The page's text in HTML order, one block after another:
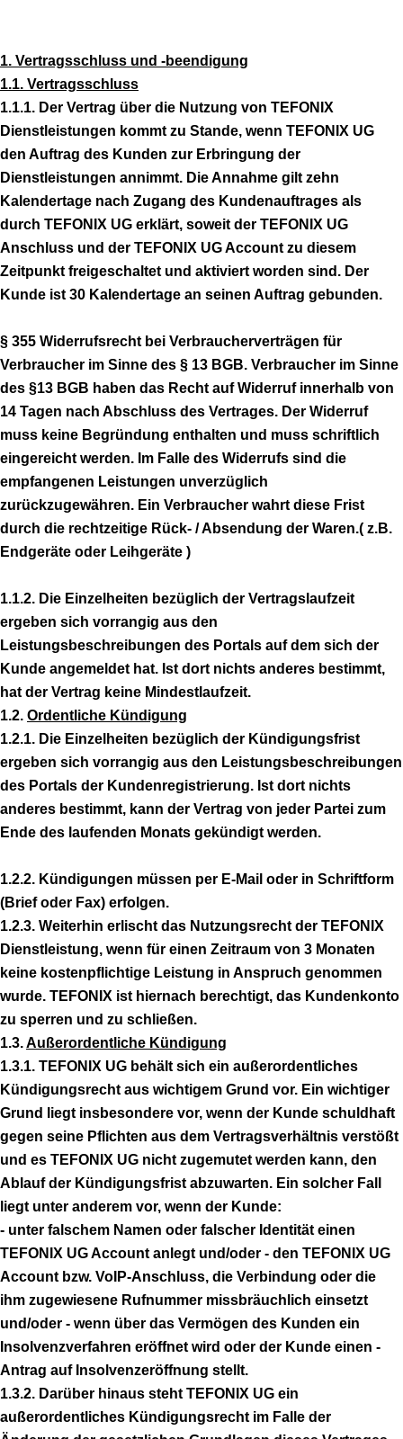
1. Vertragsschluss und -beendigung
1.1. Vertragsschluss
1.1.1. Der Vertrag über die Nutzung von TEFONIX
Dienstleistungen kommt zu Stande, wenn TEFONIX UG
den Auftrag des Kunden zur Erbringung der
Dienstleistungen annimmt. Die Annahme gilt zehn
Kalendertage nach Zugang des Kundenauftrages als
durch TEFONIX UG erklärt, soweit der TEFONIX UG
Anschluss und der TEFONIX UG Account zu diesem
Zeitpunkt freigeschaltet und aktiviert worden sind. Der
Kunde ist 30 Kalendertage an seinen Auftrag gebunden.
§ 355 Widerrufsrecht bei Verbraucherverträgen für
Verbraucher im Sinne des § 13 BGB. Verbraucher im Sinne
des §13 BGB haben das Recht auf Widerruf innerhalb von
14 Tagen nach Abschluss des Vertrages. Der Widerruf
muss keine Begründung enthalten und muss schriftlich
eingereicht werden. Im Falle des Widerrufs sind die
empfangenen Leistungen unverzüglich
zurückzugewähren. Ein Verbraucher wahrt diese Frist
durch die rechtzeitige Rück- / Absendung der Waren.( z.B.
Endgeräte oder Leihgeräte )
1.1.2. Die Einzelheiten bezüglich der Vertragslaufzeit
ergeben sich vorrangig aus den
Leistungsbeschreibungen des Portals auf dem sich der
Kunde angemeldet hat. Ist dort nichts anderes bestimmt,
hat der Vertrag keine Mindestlaufzeit.
1.2. Ordentliche Kündigung
1.2.1. Die Einzelheiten bezüglich der Kündigungsfrist
ergeben sich vorrangig aus den Leistungsbeschreibungen
des Portals der Kundenregistrierung. Ist dort nichts
anderes bestimmt, kann der Vertrag von jeder Partei zum
Ende des laufenden Monats gekündigt werden.
1.2.2. Kündigungen müssen per E-Mail oder in Schriftform
(Brief oder Fax) erfolgen.
1.2.3. Weiterhin erlischt das Nutzungsrecht der TEFONIX
Dienstleistung, wenn für einen Zeitraum von 3 Monaten
keine kostenpflichtige Leistung in Anspruch genommen
wurde. TEFONIX ist hiernach berechtigt, das Kundenkonto
zu sperren und zu schließen.
1.3.Außerordentliche Kündigung
1.3.1. TEFONIX UG behält sich ein außerordentliches
Kündigungsrecht aus wichtigem Grund vor. Ein wichtiger
Grund liegt insbesondere vor, wenn der Kunde schuldhaft
gegen seine Pflichten aus dem Vertragsverhältnis verstößt
und es TEFONIX UG nicht zugemutet werden kann, den
Ablauf der Kündigungsfrist abzuwarten. Ein solcher Fall
liegt unter anderem vor, wenn der Kunde:
- unter falschem Namen oder falscher Identität einen
TEFONIX UG Account anlegt und/oder - den TEFONIX UG
Account bzw. VoIP-Anschluss, die Verbindung oder die
ihm zugewiesene Rufnummer missbräuchlich einsetzt
und/oder - wenn über das Vermögen des Kunden ein
Insolvenzverfahren eröffnet wird oder der Kunde einen -
Antrag auf Insolvenzeröffnung stellt.
1.3.2. Darüber hinaus steht TEFONIX UG ein
außerordentliches Kündigungsrecht im Falle der